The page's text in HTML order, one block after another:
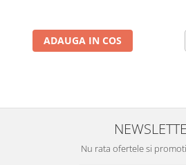
ADAUGA IN COS
Nu rata ofertele si